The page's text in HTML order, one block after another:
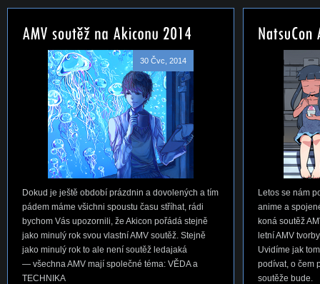
30 Čvc, 2014
Dokud je ještě období prázdnin a dovolených a tím
pádem máme všichni spoustu času stříhat, rádi
bychom Vás upozornili, že Akicon pořádá stejně
jako minulý rok svou vlastní AMV soutěž. Stejně
jako minulý rok to ale není soutěž ledajaká
— všechna AMV mají společné téma: VĚDA a
TECHNIKA
Letos se nám
anime a
koná soutěž
letní AMV
Uvidíme jak
podívat, o čem
soutěže bude.